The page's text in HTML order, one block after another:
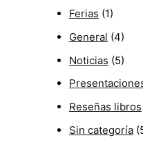
Ferias (1)
General (4)
Noticias (5)
Reseñas libros
Sin categoría